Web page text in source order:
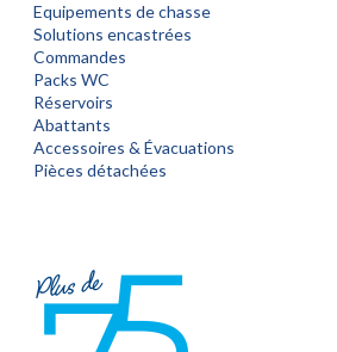
Equipements de chasse
Solutions encastrées
Commandes
Packs WC
Réservoirs
Abattants
Accessoires & Évacuations
Pièces détachées